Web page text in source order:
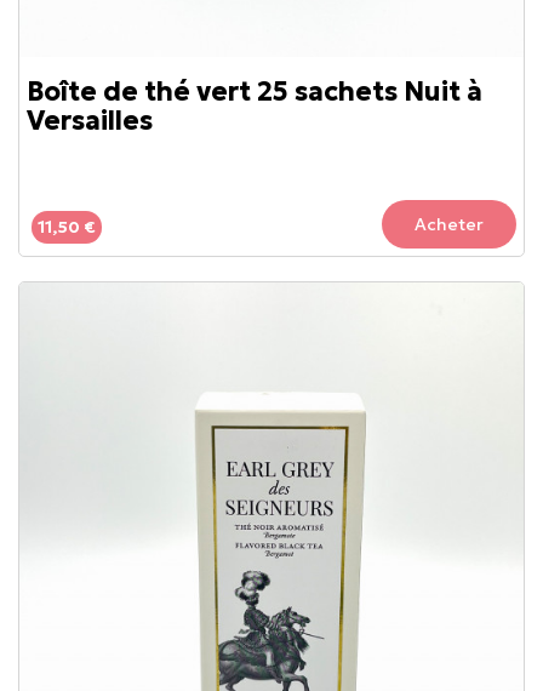
Boîte de thé vert 25 sachets Nuit à
Versailles
11,50 € Acheter